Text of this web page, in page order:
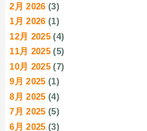
2月 2026 (3)
1月 2026 (1)
12月 2025 (4)
11月 2025 (5)
10月 2025 (7)
9月 2025 (1)
8月 2025 (4)
7月 2025 (5)
6月 2025 (3)